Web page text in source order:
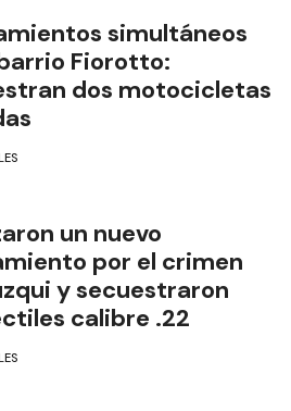
simultáneos
Fiorotto:
dos motocicletas
un nuevo
por el crimen
y secuestraron
calibre .22